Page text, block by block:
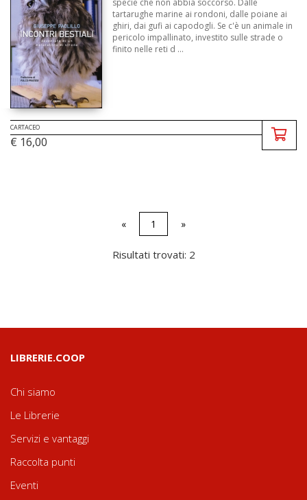
specie che non abbia soccorso. Dalle
tartarughe marine ai rondoni, dalle poiane ai
ghiri, dai gufi ai capodogli. Se c'è un animale in
pericolo impallinato, investito sulle strade o
finito nelle reti d ...
CARTACEO
€ 16,00
« 1 »
Risultati trovati: 2
LIBRERIE.COOP
Chi siamo
Le Librerie
Servizi e vantaggi
Raccolta punti
Eventi